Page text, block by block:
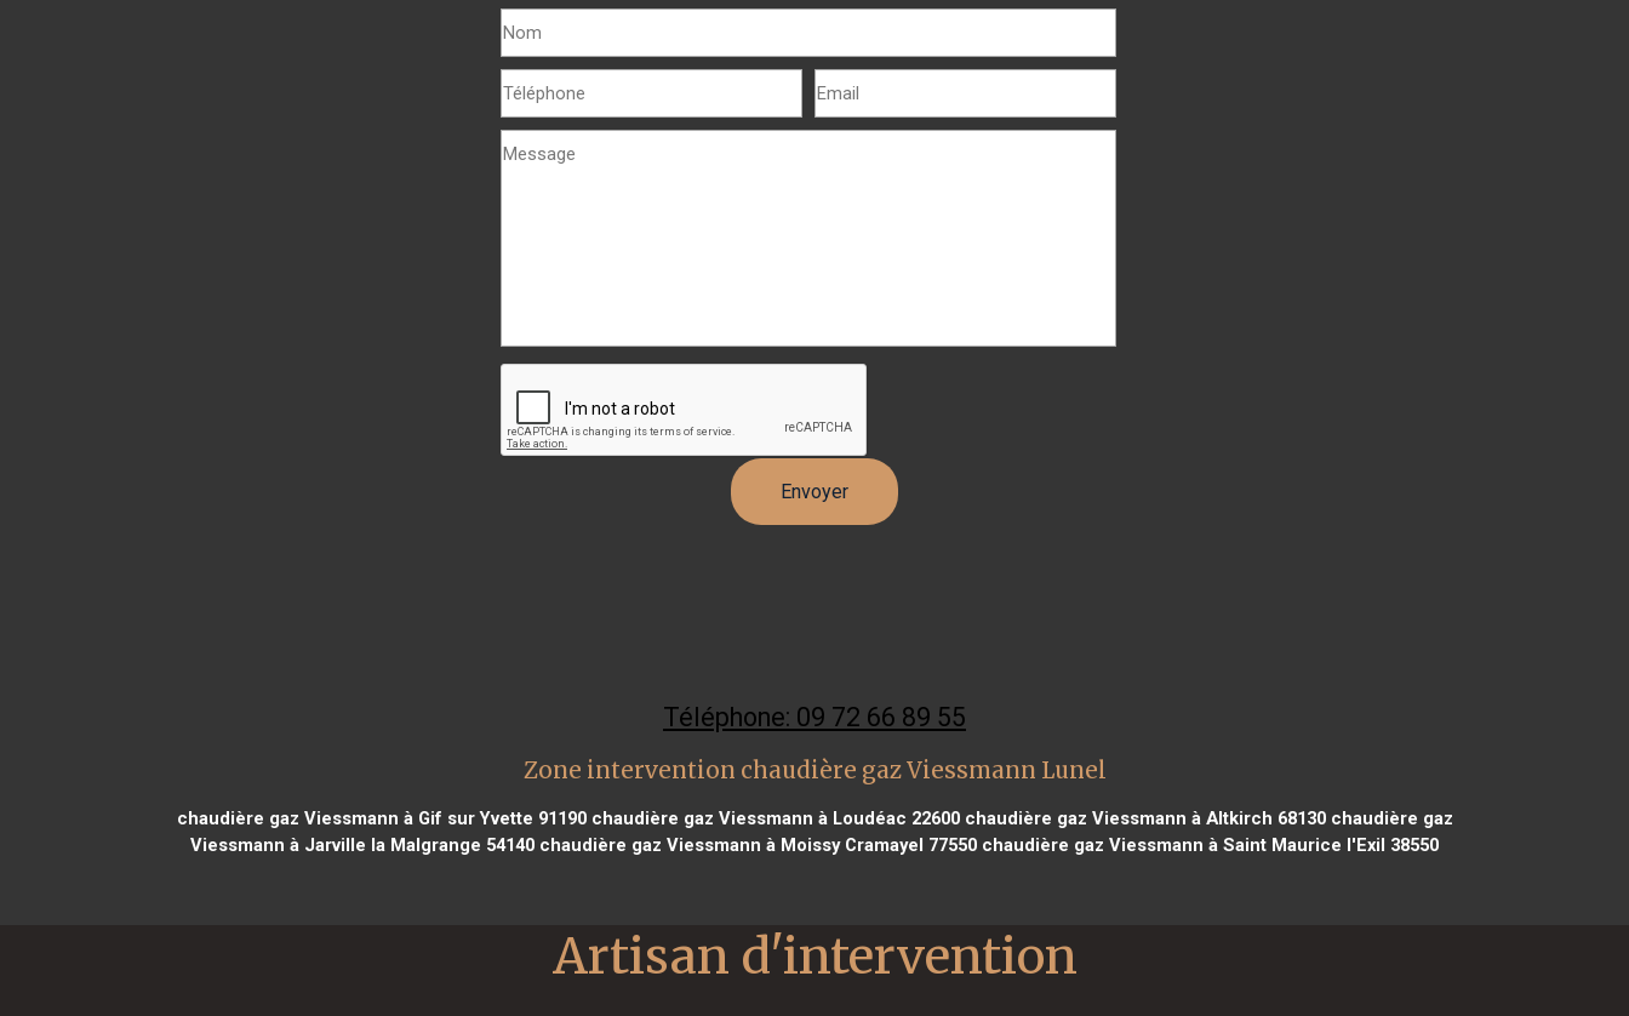
Téléphone: 09 72 66 89 55
Zone intervention chaudière gaz Viessmann Lunel
chaudière gaz Viessmann à Gif sur Yvette 91190chaudière gaz Viessmann à Loudéac 22600chaudière gaz Viessmann à Altkirch 68130chaudière gaz
Viessmann à Jarville la Malgrange 54140 chaudière gaz Viessmann à Moissy Cramayel 77550 chaudière gaz Viessmann à Saint Maurice l'Exil 38550
Artisan d'intervention